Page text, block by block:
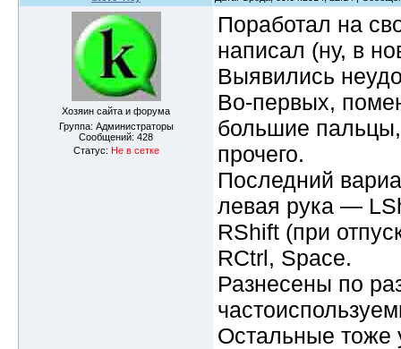
Хозяин сайта и форума
Группа: Администраторы
Сообщений: 428
Статус: Не в сетке
Поработал на
написал (ну, в
Выявились
Во-первых,
большие
прочего.
Последний
левая рука —
RShift (при
RCtrl, Space.
Разнесены по
Остальные тоже